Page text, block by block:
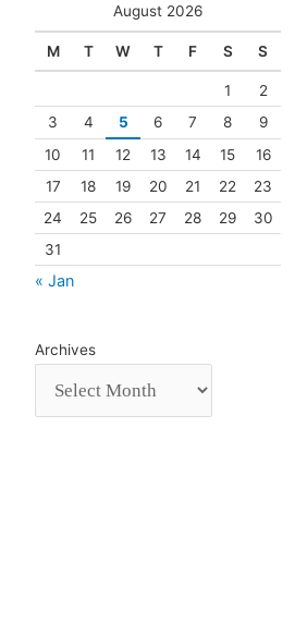
August 2026
M T W T F S S
1
2
3
4 5 6 7 8
9
10
11 12 13 14 15
16
17
18 19 20 21 22
23
24
25 26 27 28 29
30
31
« Jan
Archives